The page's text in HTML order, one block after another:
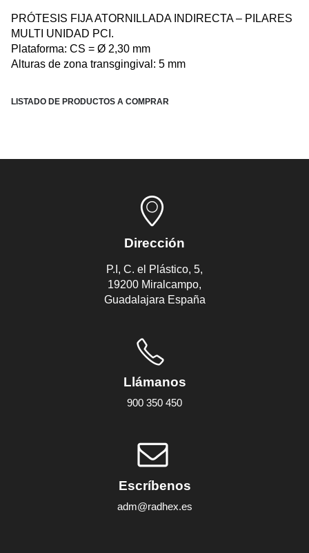
PRÓTESIS FIJA ATORNILLADA INDIRECTA – PILARES
MULTI UNIDAD PCI.
Plataforma: CS = Ø 2,30 mm
Alturas de zona transgingival: 5 mm
LISTADO DE PRODUCTOS A COMPRAR
Dirección
P.I, C. el Plástico, 5,
19200 Miralcampo,
Guadalajara España
Llámanos
900 350 450
Escríbenos
adm@radhex.es